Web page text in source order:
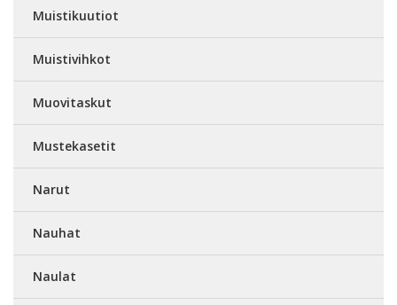
Muistikuutiot
Muistivihkot
Muovitaskut
Mustekasetit
Narut
Nauhat
Naulat